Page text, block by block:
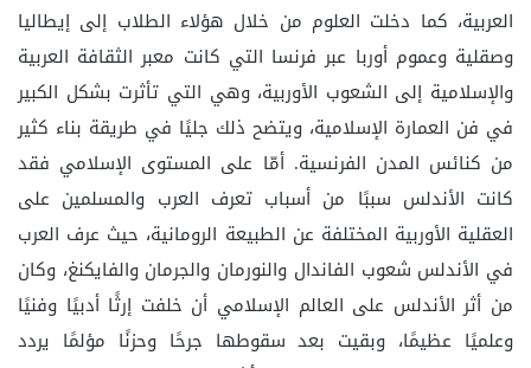
العربية، كما دخلت العلوم من خلال هؤلاء الطلاب إلى إيطاليا
وصقلية وعموم أوربا عبر فرنسا التي كانت معبر الثقافة العربية
والإسلامية إلى الشعوب الأوربية، وهي التي تأثرت بشكل الكبير
في فن العمارة الإسلامية، ويتضح ذلك جليًا في طريقة بناء كثير
من كنائس المدن الفرنسية. أمّا على المستوى الإسلامي فقد
كانت الأندلس سببًا من أسباب تعرف العرب والمسلمين على
العقلية الأوربية المختلفة عن الطبيعة الرومانية، حيث عرف العرب
في الأندلس شعوب الفاندال والنورمان والجرمان والفايكنغ، وكان
من أثر الأندلس على العالم الإسلامي أن خلفت إرثًا أدبيًا وفنيًا
وعلميًا عظيمًا، وبقيت بعد سقوطها جرحًا وحزنًا مؤلمًا يردد